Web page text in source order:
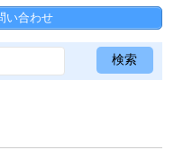
い合わせ